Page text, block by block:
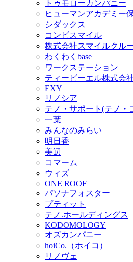
トゥモローカンパニー
ヒューマンアカデミー
シダックス
コンビスマイル
株式会社スマイルクル
わくわくbase
ワークステーション
ティービーエル株式会
EXY
リノシア
テノ・サポート(テノ・
一葉
みんなのみらい
明日香
美辺
コマーム
ウィズ
ONE ROOF
パソナフォスター
プティット
テノ.ホールディングス
KODOMOLOGY
オズカンパニー
hoiCo.（ホイコ）
リノヴェ